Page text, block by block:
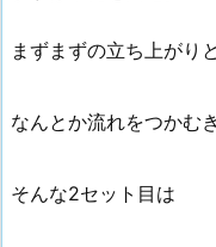
まずまずの立ち上がり
なんとか流れをつかむ
そんな2セット目は